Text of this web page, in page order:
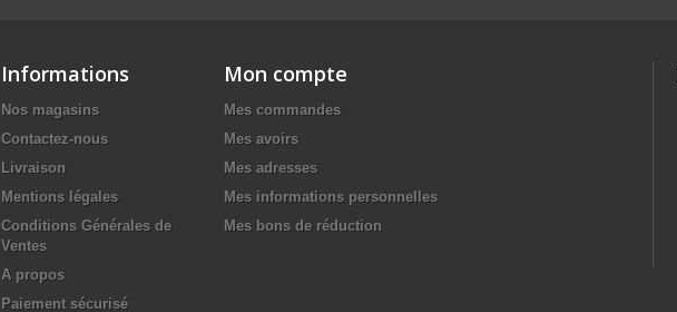
Informations
Nos magasins
Contactez-nous
Livraison
Mentions légales
Conditions Générales de
Ventes
A propos
Paiement sécurisé
Mon compte
Mes commandes
Mes avoirs
Mes adresses
Mes informations personnelles
Mes bons de réduction